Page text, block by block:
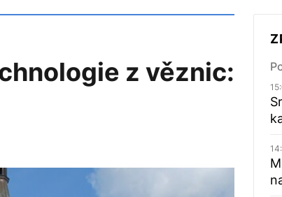
z věznic: